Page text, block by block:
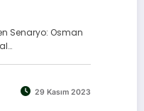
Senaryo: Osman
29 Kasım 2023